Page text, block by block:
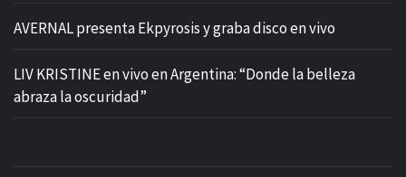
AVERNAL presenta Ekpyrosis y graba disco en vivo
LIV KRISTINE en vivo en Argentina: “Donde la belleza
abraza la oscuridad”